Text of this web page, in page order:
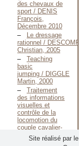
des chevaux de
sport / DENIS
François,
Décembre 2010
Le dressage
rationnel /
Christian, 2005
Teaching
basic
jumping / DIGGLE
Martin, 2000
Traitement
des informations
visuelles et
contrôle de la
locomotion du
couple cavalier-
cheval en
équitation de
Site réalisé par le